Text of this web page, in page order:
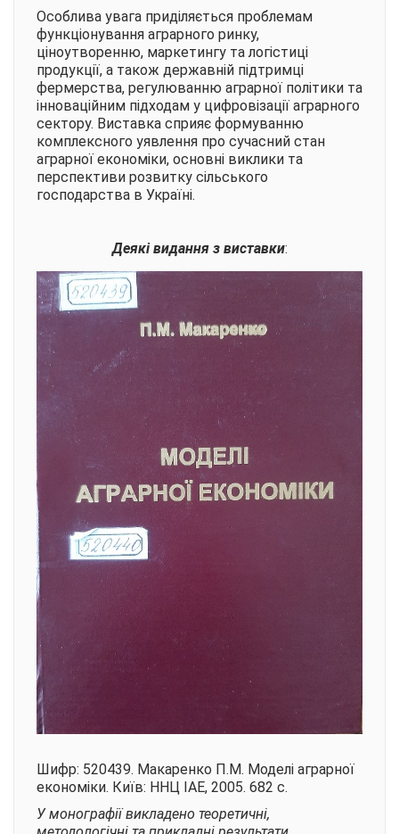
Особлива увага приділяється проблемам
функціонування аграрного ринку,
ціноутворенню, маркетингу та логістиці
продукції, а також державній підтримці
фермерства, регулюванню аграрної політики та
інноваційним підходам у цифровізації аграрного
сектору. Виставка сприяє формуванню
комплексного уявлення про сучасний стан
аграрної економіки, основні виклики та
перспективи розвитку сільського
господарства в Україні.
Деякі видання з виставки:
Шифр: 520439. Макаренко П.М. Моделі аграрної
економіки. Київ: ННЦ ІАЕ, 2005. 682 с.
У монографії викладено теоретичні,